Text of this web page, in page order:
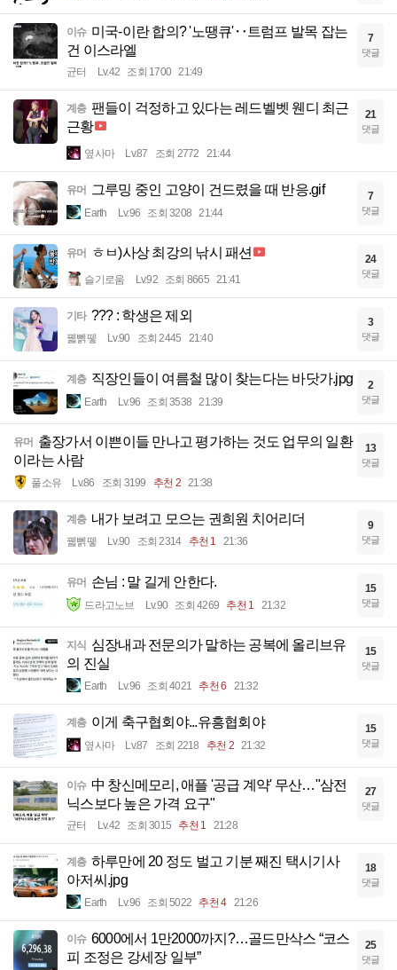
이슈 미국-이란 합의? '노땡큐'‥트럼프 발목 잡는
건 이스라엘
균터 Lv.42 조회 1700 21:49
7
댓글
계층 팬들이 걱정하고 있다는 레드벨벳 웬디 최근
근황
옆사마 Lv.87 조회 2772 21:44
21
댓글
유머 그루밍 중인 고양이 건드렸을 때 반응.gif
Earth Lv.96 조회 3208 21:44
7
댓글
유머 ㅎㅂ)사상 최강의 낚시 패션
슬기로움 Lv.92 조회 8665 21:41
24
댓글
기타 ??? : 학생은 제외
꿻뻵뗗 Lv.90 조회 2445 21:40
3
댓글
계층 직장인들이 여름철 많이 찾는다는 바닷가.jpg
Earth Lv.96 조회 3538 21:39
2
댓글
유머 출장가서 이쁜이들 만나고 평가하는 것도 업무의 일환
이라는 사람
풀소유 Lv.86 조회 3199 추천 2 21:38
13
댓글
계층 내가 보려고 모으는 권희원 치어리더
꿻뻵뗗 Lv.90 조회 2314 추천 1 21:36
9
댓글
유머 손님 : 말 길게 안한다.
드라고노브 Lv.90 조회 4269 추천 1 21:32
15
댓글
지식
심장내과 전문의가 말하는 공복에 올리브유
의 진실
Earth Lv.96 조회 4021 추천 6 21:32
15
댓글
계층 이게 축구협회야...유흥협회야
옆사마 Lv.87 조회 2218 추천 2 21:32
15
댓글
이슈 中 창신메모리, 애플 '공급 계약' 무산…"삼전
닉스보다 높은 가격 요구"
균터 Lv.42 조회 3015 추천 1 21:28
27
댓글
계층 하루만에 20 정도 벌고 기분 째진 택시기사
아저씨.jpg
Earth Lv.96 조회 5022 추천 4 21:26
18
댓글
이슈 6000에서 1만2000까지?…골드만삭스 “코스
피 조정은 강세장 일부”
25
댓글